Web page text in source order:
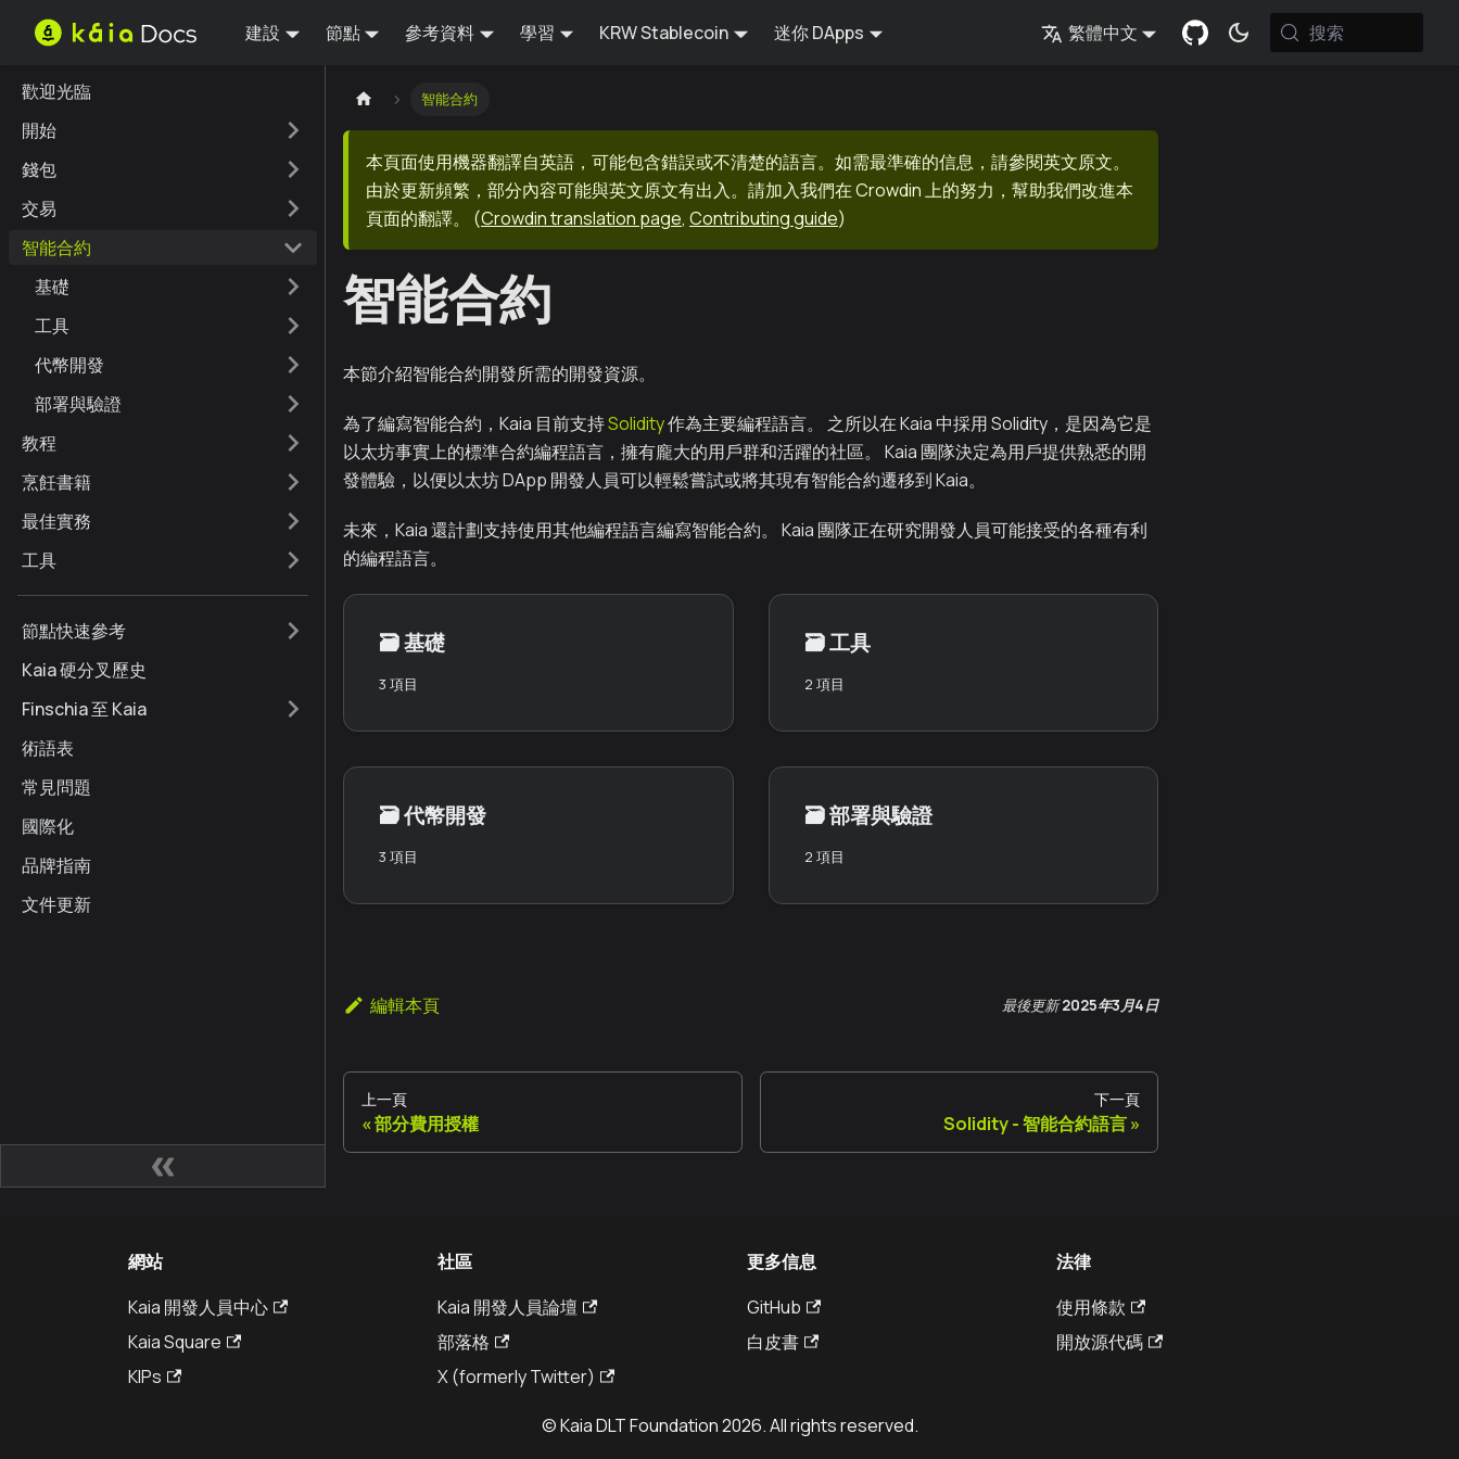
建設 節點 參考資料 學習 KRW Stablecoin 迷你 DApps 繁體中文 搜索
歡迎光臨
開始
錢包
交易
智能合約
基礎
工具
代幣開發
部署與驗證
教程
烹飪書籍
最佳實務
工具
節點快速參考
Kaia 硬分叉歷史
Finschia 至 Kaia
術語表
常見問題
國際化
品牌指南
文件更新
智能合約
本頁面使用機器翻譯自英語，可能包含錯誤或不清楚的語言。如需最準確的信息，請參閱英文原文。
由於更新頻繁，部分內容可能與英文原文有出入。請加入我們在 Crowdin 上的努力，幫助我們改進本
頁面的翻譯。
(Crowdin translation page, Contributing guide)
智能合約
本節介紹智能合約開發所需的開發資源。
為了編寫智能合約，Kaia 目前支持Solidity作為主要編程語言。 之所以在 Kaia 中採用 Solidity，是因為它是
以太坊事實上的標準合約編程語言，擁有龐大的用戶群和活躍的社區。 Kaia 團隊決定為用戶提供熟悉的開
發體驗，以便以太坊 DApp 開發人員可以輕鬆嘗試或將其現有智能合約遷移到 Kaia。
未來，Kaia 還計劃支持使用其他編程語言編寫智能合約。 Kaia 團隊正在研究開發人員可能接受的各種有利
的編程語言。
🗃️基礎
3 項目
🗃️工具
2 項目
🗃️代幣開發
3 項目
🗃️部署與驗證
2 項目
編輯本頁 最後更新 2025年3月4日
上一頁
部分費用授權
下一頁
Solidity - 智能合約語言
網站
Kaia 開發人員中心
Kaia Square
KIPs
社區
Kaia 開發人員論壇
部落格
X (formerly Twitter)
更多信息
GitHub
白皮書
法律
使用條款
開放源代碼
© Kaia DLT Foundation 2026. All rights reserved.